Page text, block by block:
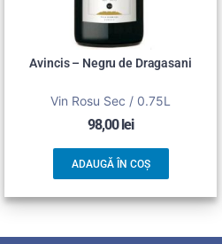
Avincis – Negru de Dragasani
Vin Rosu Sec / 0.75L
98,00lei
ADAUGĂ ÎN COȘ